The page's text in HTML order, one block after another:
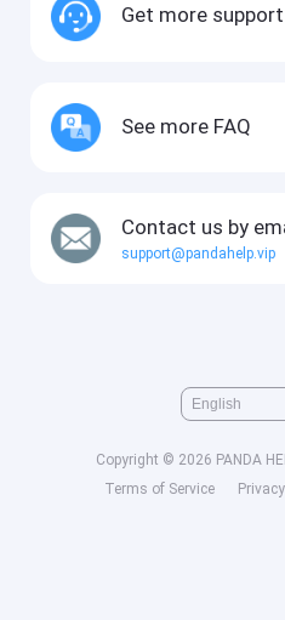
Get more support
See more FAQ
Contact us by
support@pandahelp.vip
Copyright © 2026 PANDA
Terms of Service